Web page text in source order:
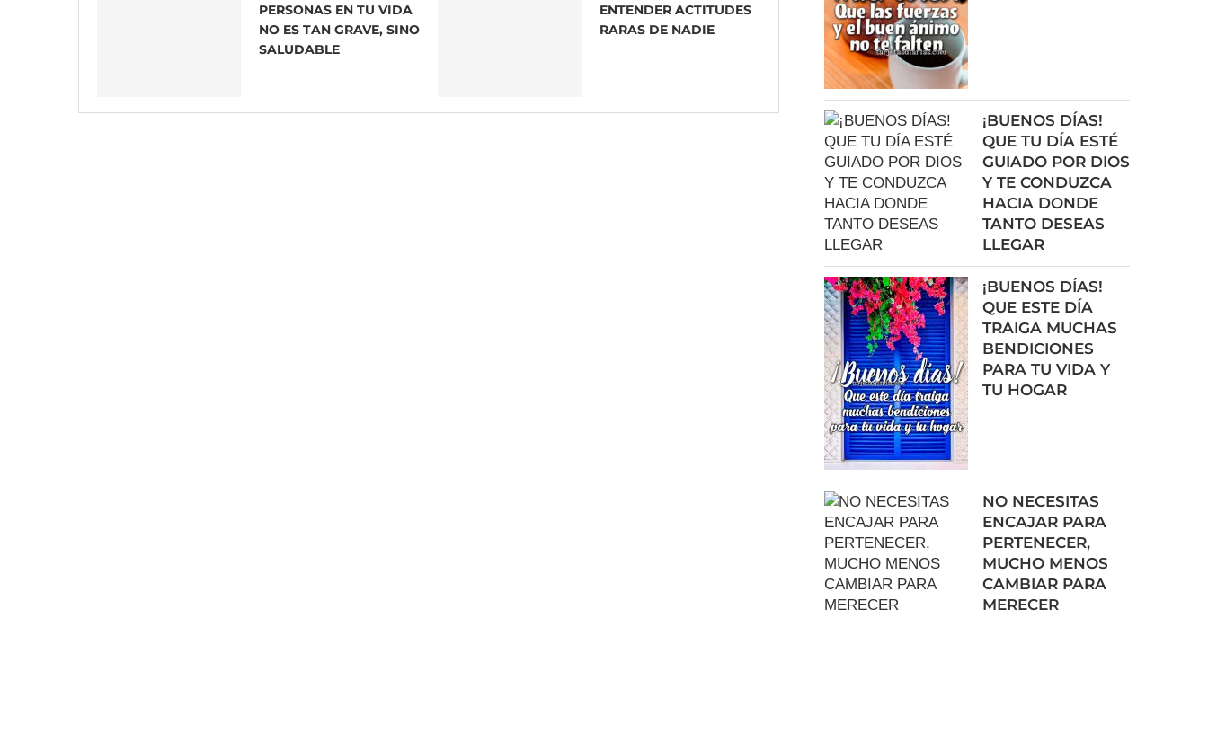
PERSONAS EN TU VIDA
NO ES TAN GRAVE, SINO
SALUDABLE
ENTENDER ACTITUDES
RARAS DE NADIE
¡BUENOS DÍAS!
QUE TU DÍA ESTÉ
GUIADO POR DIOS
Y TE CONDUZCA
HACIA DONDE
TANTO DESEAS
LLEGAR
¡BUENOS DÍAS!
QUE ESTE DÍA
TRAIGA MUCHAS
BENDICIONES
PARA TU VIDA Y
TU HOGAR
NO NECESITAS
ENCAJAR PARA
PERTENECER,
MUCHO MENOS
CAMBIAR PARA
MERECER